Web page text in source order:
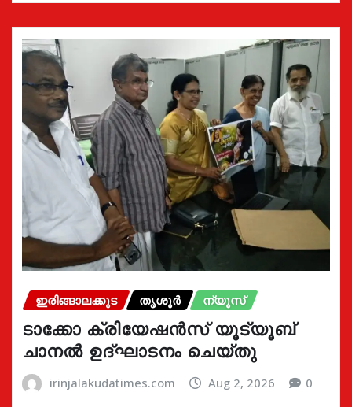
ഇരിങ്ങാലക്കുട തൃശൂർ ന്യൂസ്
ടാക്കോ ക്രിയേഷൻസ് യൂട്യൂബ്
ചാനൽ ഉദ്ഘാടനം ചെയ്തു
irinjalakudatimes.com Aug 2, 2026 0